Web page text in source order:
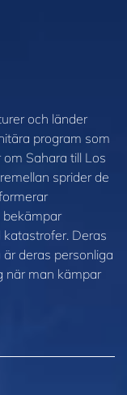
och länder
program som
Sahara till Los
sprider de
bekämpar
Deras
deras personliga
när man kämpar